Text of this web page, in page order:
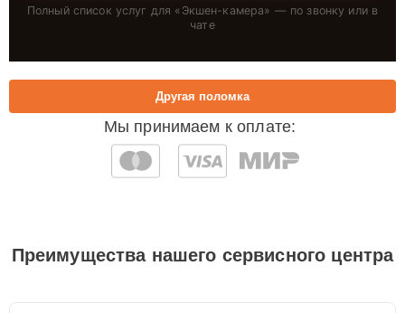
Полный список услуг для « Экшен-камера» — по звонку или в
чате
Мы принимаем к оплате:
Другая поломка
Преимущества нашего сервисного центра